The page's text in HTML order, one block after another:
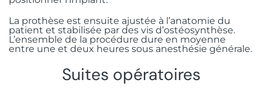
La prothèse est ensuite ajustée à l’anatomie du
patient et stabilisée par des vis d’ostéosynthèse.
L’ensemble de la procédure dure en moyenne
entre une et deux heures sous anesthésie générale.
Suites opératoires